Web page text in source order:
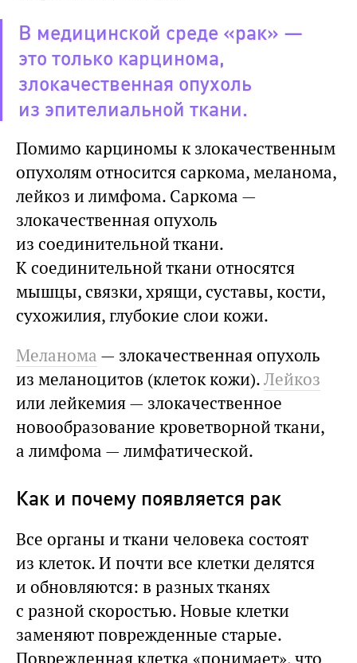
В медицинской среде «рак» —
это только карцинома,
злокачественная опухоль
из эпителиальной ткани.
Помимо карциномы к злокачественным
опухолям относится саркома, меланома,
лейкоз и лимфома. Саркома —
злокачественная опухоль
из соединительной ткани.
К соединительной ткани относятся
мышцы, связки, хрящи, суставы, кости,
сухожилия, глубокие слои кожи.
Меланома — злокачественная опухоль
из меланоцитов (клеток кожи).Лейкоз
или лейкемия — злокачественное
новообразование кроветворной ткани,
а лимфома — лимфатической.
Как и почему появляется рак
Все органы и ткани человека состоят
из клеток. И почти все клетки делятся
и обновляются: в разных тканях
с разной скоростью. Новые клетки
заменяют поврежденные старые.
Поврежденная клетка «понимает», что